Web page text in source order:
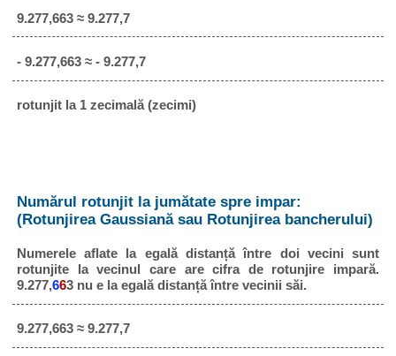
9.277,663 ≈ 9.277,7
- 9.277,663 ≈ - 9.277,7
rotunjit la 1 zecimală (zecimi)
Numărul rotunjit la jumătate spre impar:
(Rotunjirea Gaussiană sau Rotunjirea bancherului)
Numerele aflate la egală distanță între doi vecini sunt
rotunjite la vecinul care are cifra de rotunjire impară.
9.277,663 nu e la egală distanță între vecinii săi.
9.277,663 ≈ 9.277,7